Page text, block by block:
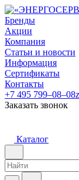
Бренды
Акции
Компания
Статьи и новости
Информация
Сертификаты
Контакты
+7 495 799–08–08
Заказать звонок
Каталог